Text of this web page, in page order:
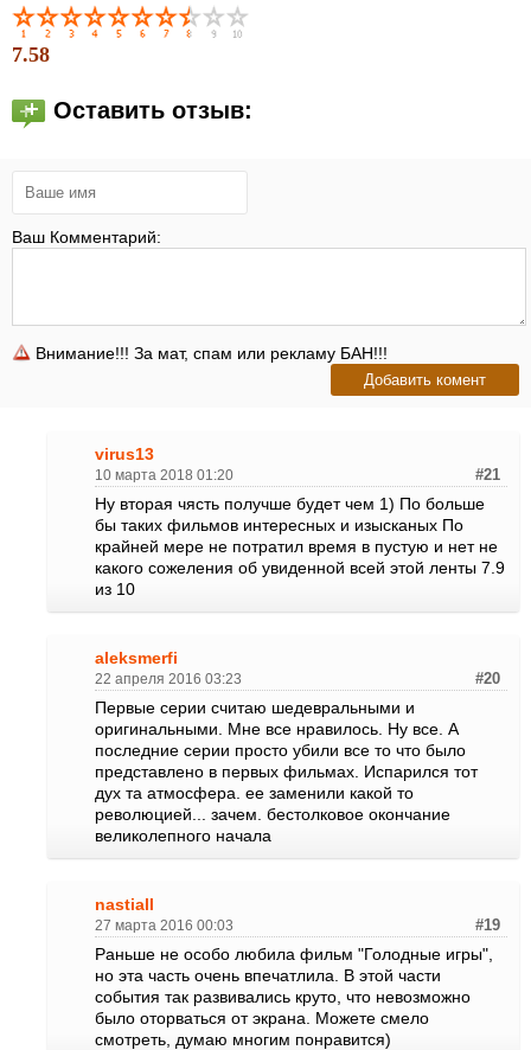
7.58
Оставить отзыв:
Ваш Комментарий:
Внимание!!! За мат, спам или рекламу БАН!!!
virus13
10 марта 2018 01:20 #21
Ну вторая чясть получше будет чем 1) По больше
бы таких фильмов интересных и изысканых По
крайней мере не потратил время в пустую и нет не
какого сожеления об увиденной всей этой ленты 7.9
из 10
aleksmerfi
22 апреля 2016 03:23 #20
Первые серии считаю шедевральными и
оригинальными. Мне все нравилось. Ну все. А
последние серии просто убили все то что было
представлено в первых фильмах. Испарился тот
дух та атмосфера. ее заменили какой то
революцией... зачем. бестолковое окончание
великолепного начала
nastiall
27 марта 2016 00:03 #19
Раньше не особо любила фильм "Голодные игры",
но эта часть очень впечатлила. В этой части
события так развивались круто, что невозможно
было оторваться от экрана. Можете смело
смотреть, думаю многим понравится)